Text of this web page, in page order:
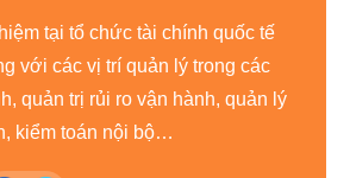
tại tổ chức tài chính quốc tế
với các vị trí quản lý trong các
quản trị rủi ro vận hành, quản lý
kiểm toán nội bộ…